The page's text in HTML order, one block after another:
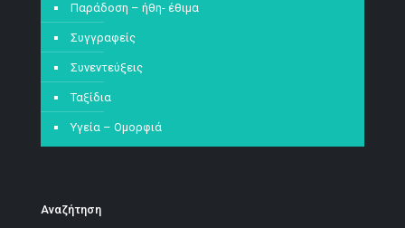
Παράδοση – ήθη- έθιμα
Συγγραφείς
Συνεντεύξεις
Ταξίδια
Υγεία – Ομορφιά
Αναζήτηση